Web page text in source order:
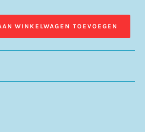
WINKELWAGEN TOEVOEGEN